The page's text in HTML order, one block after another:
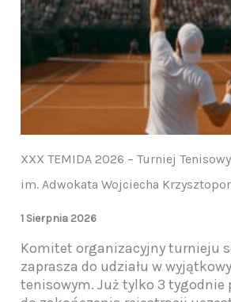
XXX TEMIDA 2026 – Turniej
im. Adwokata Wojciecha
1 Sierpnia 2026
Komitet organizacyjny turnieju
zaprasza do udziału w
tenisowym. Już tylko 3 tygodnie